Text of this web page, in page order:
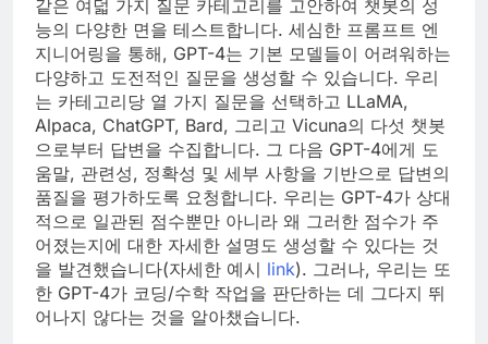
같은 여덟 가지 질문 카테고리를 고안하여 챗봇의 성
능의 다양한 면을 테스트합니다. 세심한 프롬프트 엔
지니어링을 통해, GPT-4는 기본 모델들이 어려워하는
다양하고 도전적인 질문을 생성할 수 있습니다. 우리
는 카테고리당 열 가지 질문을 선택하고 LLaMA,
Alpaca, ChatGPT, Bard, 그리고 Vicuna의 다섯 챗봇
으로부터 답변을 수집합니다. 그 다음 GPT-4에게 도
움말, 관련성, 정확성 및 세부 사항을 기반으로 답변의
품질을 평가하도록 요청합니다. 우리는 GPT-4가 상대
적으로 일관된 점수뿐만 아니라 왜 그러한 점수가 주
어졌는지에 대한 자세한 설명도 생성할 수 있다는 것
을 발견했습니다(자세한 예시 link). 그러나, 우리는 또
한 GPT-4가 코딩/수학 작업을 판단하는 데 그다지 뛰
어나지 않다는 것을 알아챘습니다.